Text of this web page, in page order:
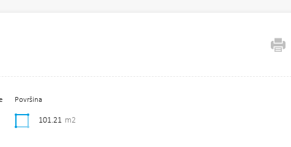
Površina
101.21 m2